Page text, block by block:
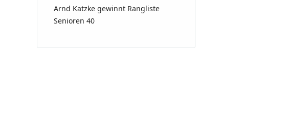
Arnd Katzke gewinnt Rangliste
Senioren 40